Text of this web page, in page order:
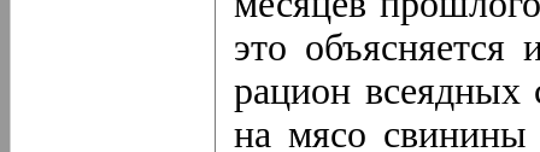
это объясняется
рацион
на мясо свинины